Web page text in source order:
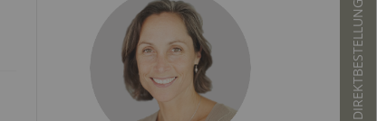
DIREKTBESTELLUNG